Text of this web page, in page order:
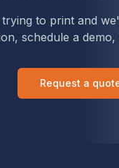
to print and
schedule a
Request a